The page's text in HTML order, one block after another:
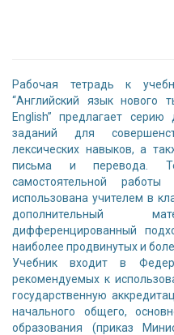
Рабочая тетрадь к
“Английский язык нового
English” предлагает
заданий для
лексических навыков, а
письма и перевода.
самостоятельной
использована учителем в
дополнительный
дифференцированный
наиболее продвинутых и
Учебник входит в
рекомендуемых к
государственную
начального общего,
образования (приказ